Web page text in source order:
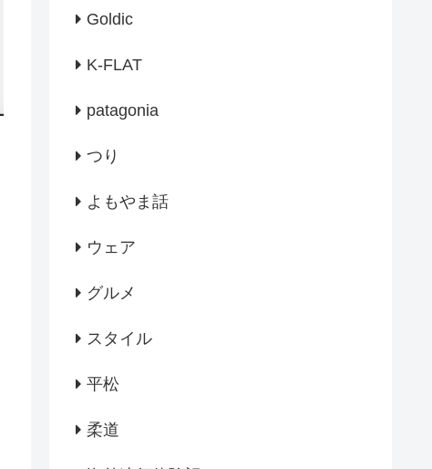
Goldic
K-FLAT
patagonia
つり
よもやま話
ウェア
グルメ
スタイル
平松
柔道